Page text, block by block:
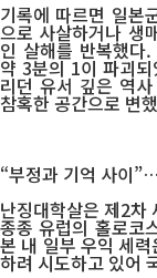
기록에 따르면 일본
으로 사살하거나 생
인 살해를 반복했다
약 3분의 1이 파괴
리던 유서 깊은 역
참혹한 공간으로 변
“부정과 기억 사이
난징대학살은 제2차
종종 유럽의 홀로코
본 내 일부 우익 세
하려 시도하고 있어